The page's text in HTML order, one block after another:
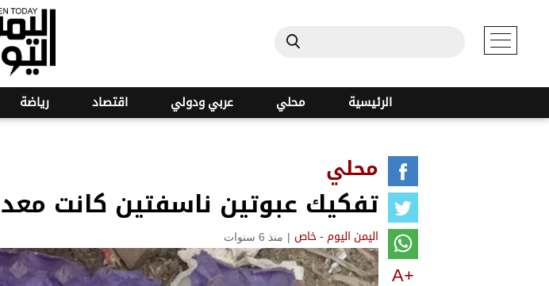
الرئيسية محلي عربي ودولي اقتصاد رياضة
محلي
تفكيك عبوتين ناسفتين كانت
اليمن اليوم - خاص | منذ 6 سنوات
A+